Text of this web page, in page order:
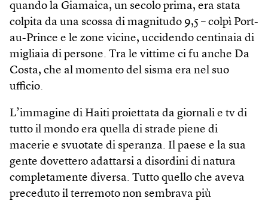
quando la Giamaica, un secolo prima, era stata
colpita da una scossa di magnitudo 9,5 – colpì Port-
au-Prince e le zone vicine, uccidendo centinaia di
migliaia di persone. Tra le vittime ci fu anche Da
Costa, che al momento del sisma era nel suo
ufficio.
L’immagine di Haiti proiettata da giornali e tv di
tutto il mondo era quella di strade piene di
macerie e svuotate di speranza. Il paese e la sua
gente dovettero adattarsi a disordini di natura
completamente diversa. Tutto quello che aveva
preceduto il terremoto non sembrava più